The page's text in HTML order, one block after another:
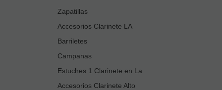
Zapatillas
Accesorios Clarinete LA
Barriletes
Campanas
Estuches 1 Clarinete en La
Accesorios Clarinete Alto